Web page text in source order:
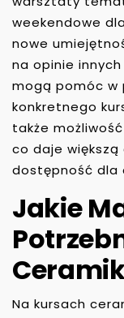
weekendowe
nowe
na opinie
mogą pomóc w
konkretnego
także
co daje
dostępność dla
Jakie
Na kursach